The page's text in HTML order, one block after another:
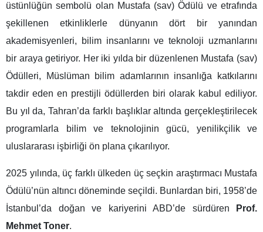
üstünlüğün sembolü olan Mustafa (sav) Ödülü ve etrafında
şekillenen etkinliklerle dünyanın dört bir yanından
akademisyenleri, bilim insanlarını ve teknoloji uzmanlarını
bir araya getiriyor. Her iki yılda bir düzenlenen Mustafa (sav)
Ödülleri, Müslüman bilim adamlarının insanlığa katkılarını
takdir eden en prestijli ödüllerden biri olarak kabul ediliyor.
Bu yıl da, Tahran’da farklı başlıklar altında gerçekleştirilecek
programlarla bilim ve teknolojinin gücü, yenilikçilik ve
uluslararası işbirliği ön plana çıkarılıyor.
2025 yılında, üç farklı ülkeden üç seçkin araştırmacı Mustafa
Ödülü’nün altıncı döneminde seçildi. Bunlardan biri, 1958’de
İstanbul’da doğan ve kariyerini ABD’de sürdüren
Prof.
Mehmet Toner.